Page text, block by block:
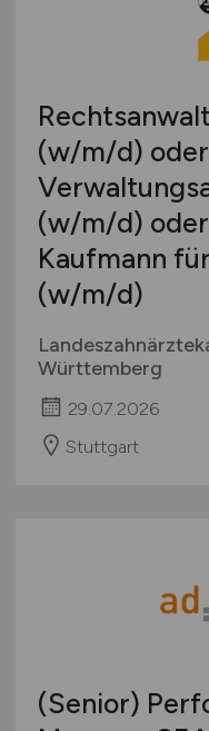
(w/m/d) oder
(w/m/d)
Kaufmann
(w/m/d)
Württemberg
29.07.2026
Stuttgart
(Senior)